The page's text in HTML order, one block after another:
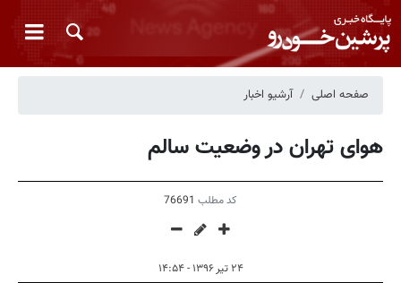
صفحه اصلی آرشیو اخبار
هوای تهران در وضعیت سالم
کد مطلب 76691
۲۴ تیر ۱۳۹۶ - ۱۴:۵۴